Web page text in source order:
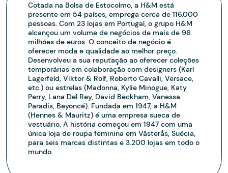
Cotada na Bolsa de Estocolmo, a H&M está
presente em 54 países, emprega cerca de 116.000
pessoas. Com 23 lojas em Portugal, o grupo H&M
alcançou um volume de negócios de mais de 96
milhões de euros. O conceito de negócio é
oferecer moda e qualidade ao melhor preço.
Desenvolveu a sua reputação ao oferecer coleções
temporárias em colaboração com designers (Karl
Lagerfeld, Viktor & Rolf, Roberto Cavalli, Versace,
etc.) ou estrelas (Madonna, Kylie Minogue, Katy
Perry, Lana Del Rey, David Beckham, Vanessa
Paradis, Beyoncé). Fundada em 1947, a H&M
(Hennes & Mauritz) é uma empresa sueca de
vestuário. A história começou em 1947 com uma
única loja de roupa feminina em Västerås, Suécia,
para seis marcas distintas e 3.200 lojas em todo o
mundo.